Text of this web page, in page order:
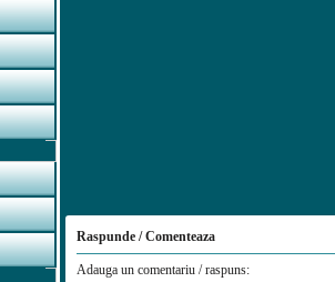
Raspunde / Comenteaza
Adauga un comentariu / raspuns: